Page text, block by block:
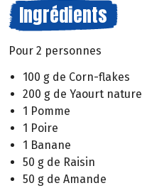
Ingrédients
Pour 2 personnes
100 g de Corn-flakes
200 g de Yaourt nature
1 Pomme
1 Poire
1 Banane
50 g de Raisin
50 g de Amande